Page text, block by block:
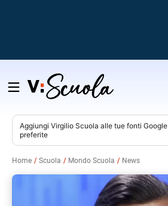
Salta
contenuto
Aggiungi Virgilio Scuola alle tue fonti Google
preferite
Home Scuola Mondo Scuola News